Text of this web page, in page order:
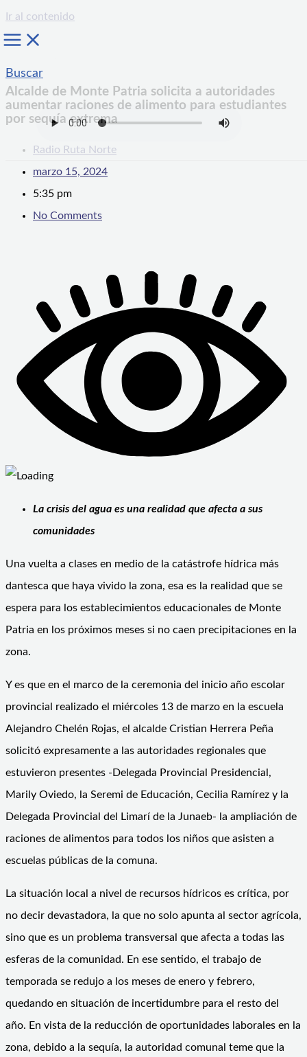
Ir al contenido
Buscar
Alcalde de Monte Patria solicita a autoridades
aumentar raciones de alimento para estudiantes
por sequía extrema
Radio Ruta Norte
marzo 15, 2024
5:35 pm
No Comments
La crisis del agua es una realidad que afecta a sus
comunidades
Una vuelta a clases en medio de la catástrofe hídrica más
dantesca que haya vivido la zona, esa es la realidad que se
espera para los establecimientos educacionales de Monte
Patria en los próximos meses si no caen precipitaciones en la
zona.
Y es que en el marco de la ceremonia del inicio año escolar
provincial realizado el miércoles 13 de marzo en la escuela
Alejandro Chelén Rojas, el alcalde Cristian Herrera Peña
solicitó expresamente a las autoridades regionales que
estuvieron presentes -Delegada Provincial Presidencial,
Marily Oviedo, la Seremi de Educación, Cecilia Ramírez y la
Delegada Provincial del Limarí de la Junaeb- la ampliación de
raciones de alimentos para todos los niños que asisten a
escuelas públicas de la comuna.
La situación local a nivel de recursos hídricos es crítica, por
no decir devastadora, la que no solo apunta al sector agrícola,
sino que es un problema transversal que afecta a todas las
esferas de la comunidad. En ese sentido, el trabajo de
temporada se redujo a los meses de enero y febrero,
quedando en situación de incertidumbre para el resto del
año. En vista de la reducción de oportunidades laborales en la
zona, debido a la sequía, la autoridad comunal teme que la